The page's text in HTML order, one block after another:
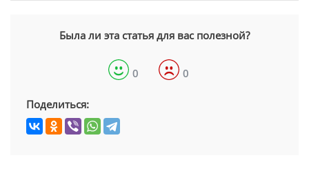
Была ли эта статья для вас полезной?
0 0
Поделиться: